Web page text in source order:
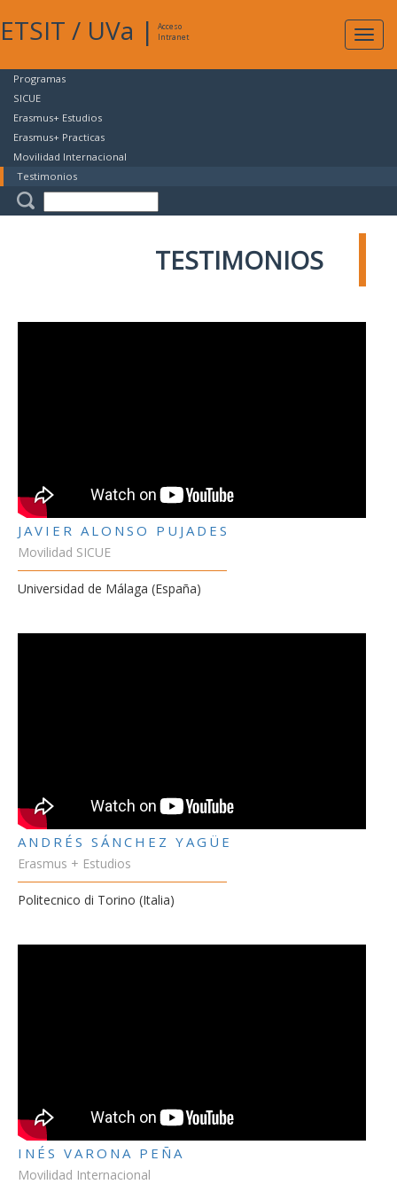
ETSIT / UVa |
Acceso
Intranet
Programas
SICUE
Erasmus+ Estudios
Erasmus+ Practicas
Movilidad Internacional
Testimonios
TESTIMONIOS
JAVIER ALONSO PUJADES
Movilidad SICUE
Universidad de Málaga (España)
ANDRÉS SÁNCHEZ YAGÜE
Erasmus + Estudios
Politecnico di Torino (Italia)
INÉS VARONA PEÑA
Movilidad Internacional